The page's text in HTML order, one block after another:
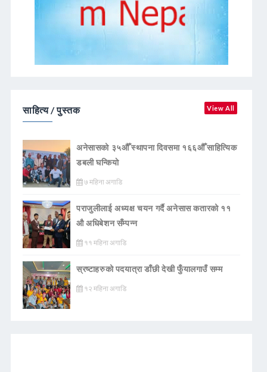
साहित्य / पुस्तक View All
अनेसासको ३५औँ स्थापना दिवसमा १६६औँ साहित्यिक
डबली घन्कियाे
७ महिना अगाडि
पराजुलीलाई अध्यक्ष चयन गर्दै अनेसास कतारको ११
औ अधिबेशन सँम्पन्न
११ महिना अगाडि
स्रष्टाहरुको पदयात्रा डाँछी देखी फुँयालगाउँ सम्म
१२ महिना अगाडि